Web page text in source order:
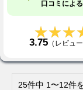
口コミによ
3.75 （レビュ
25件中 1〜12件